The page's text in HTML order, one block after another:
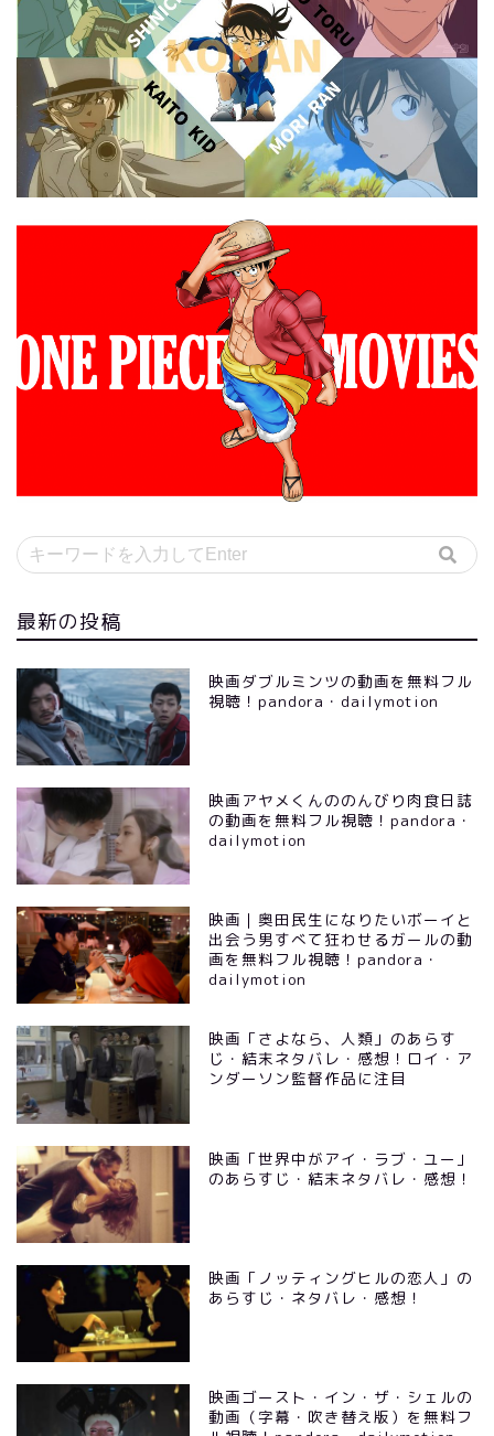
最新の投稿
映画ダブルミンツの動画を無料フル
視聴！pandora・dailymotion
映画アヤメくんののんびり肉食日誌
の動画を無料フル視聴！pandora・
dailymotion
映画｜奥田民生になりたいボーイと
出会う男すべて狂わせるガールの動
画を無料フル視聴！pandora・
dailymotion
映画「さよなら、人類」のあらす
じ・結末ネタバレ・感想！ロイ・ア
ンダーソン監督作品に注目
映画「世界中がアイ・ラブ・ユー」
のあらすじ・結末ネタバレ・感想！
映画「ノッティングヒルの恋人」の
あらすじ・ネタバレ・感想！
映画ゴースト・イン・ザ・シェルの
動画（字幕・吹き替え版）を無料フ